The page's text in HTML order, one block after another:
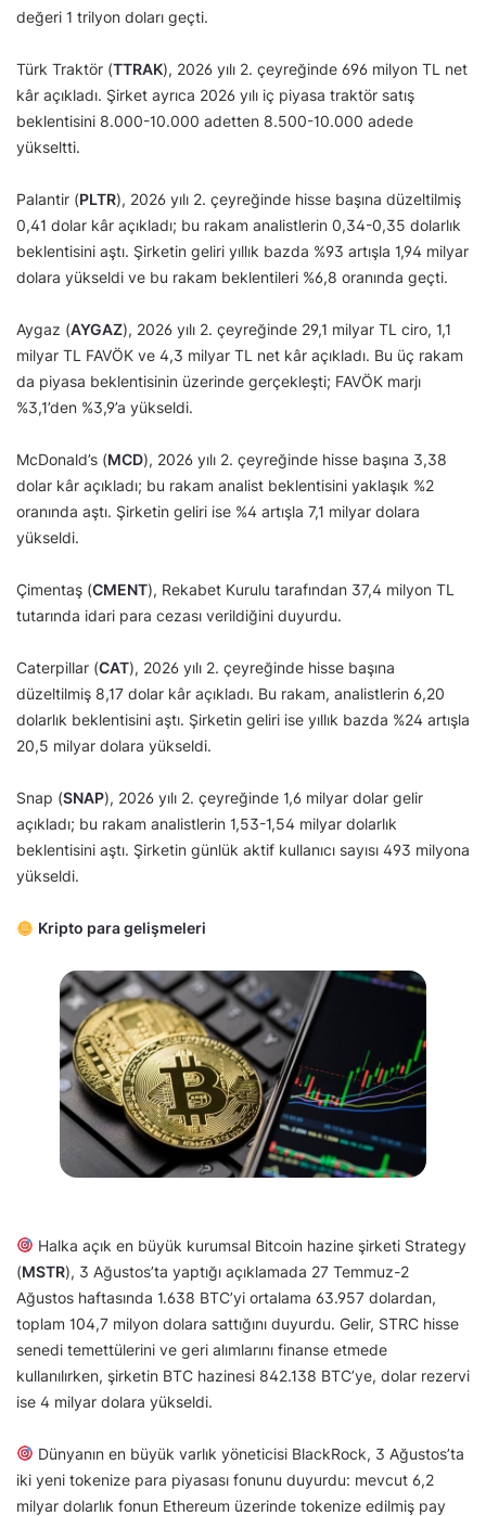
değeri 1 trilyon doları geçti.
Türk Traktör (TTRAK), 2026 yılı 2. çeyreğinde 696 milyon TL net
kâr açıkladı. Şirket ayrıca 2026 yılı iç piyasa traktör satış
beklentisini 8.000-10.000 adetten 8.500-10.000 adede
yükseltti.
Palantir (PLTR), 2026 yılı 2. çeyreğinde hisse başına düzeltilmiş
0,41 dolar kâr açıkladı; bu rakam analistlerin 0,34-0,35 dolarlık
beklentisini aştı. Şirketin geliri yıllık bazda %93 artışla 1,94 milyar
dolara yükseldi ve bu rakam beklentileri %6,8 oranında geçti.
Aygaz (AYGAZ), 2026 yılı 2. çeyreğinde 29,1 milyar TL ciro, 1,1
milyar TL FAVÖK ve 4,3 milyar TL net kâr açıkladı. Bu üç rakam
da piyasa beklentisinin üzerinde gerçekleşti; FAVÖK marjı
%3,1’den %3,9’a yükseldi.
McDonald’s (MCD), 2026 yılı 2. çeyreğinde hisse başına 3,38
dolar kâr açıkladı; bu rakam analist beklentisini yaklaşık %2
oranında aştı. Şirketin geliri ise %4 artışla 7,1 milyar dolara
yükseldi.
Çimentaş (CMENT), Rekabet Kurulu tarafından 37,4 milyon TL
tutarında idari para cezası verildiğini duyurdu.
Caterpillar (CAT), 2026 yılı 2. çeyreğinde hisse başına
düzeltilmiş 8,17 dolar kâr açıkladı. Bu rakam, analistlerin 6,20
dolarlık beklentisini aştı. Şirketin geliri ise yıllık bazda %24 artışla
20,5 milyar dolara yükseldi.
Snap (SNAP), 2026 yılı 2. çeyreğinde 1,6 milyar dolar gelir
açıkladı; bu rakam analistlerin 1,53-1,54 milyar dolarlık
beklentisini aştı. Şirketin günlük aktif kullanıcı sayısı 493 milyona
yükseldi.
Kripto para gelişmeleri
Halka açık en büyük kurumsal Bitcoin hazine şirketi Strategy
(MSTR), 3 Ağustos’ta yaptığı açıklamada 27 Temmuz-2
Ağustos haftasında 1.638 BTC’yi ortalama 63.957 dolardan,
toplam 104,7 milyon dolara sattığını duyurdu. Gelir, STRC hisse
senedi temettülerini ve geri alımlarını finanse etmede
kullanılırken, şirketin BTC hazinesi 842.138 BTC’ye, dolar rezervi
ise 4 milyar dolara yükseldi.
Dünyanın en büyük varlık yöneticisi BlackRock, 3 Ağustos’ta
iki yeni tokenize para piyasası fonunu duyurdu: mevcut 6,2
milyar dolarlık fonun Ethereum üzerinde tokenize edilmiş pay